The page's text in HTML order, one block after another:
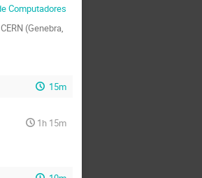
Computadores
(Genebra,
15m
1h 15m